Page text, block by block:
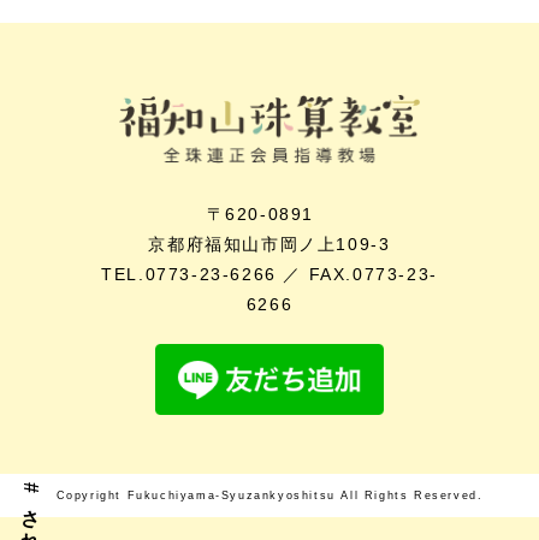
〒620-0891
京都府福知山市岡ノ上109-3
TEL.0773-23-6266 ／ FAX.0773-23-
6266
Copyright Fukuchiyama-Syuzankyoshitsu All Rights Reserved.